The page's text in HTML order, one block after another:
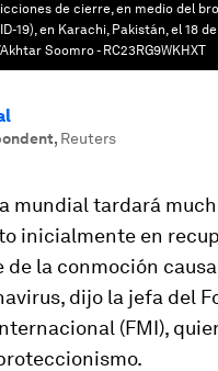
de cierre, en medio del
19), en Karachi, Pakistán, el 18
Akhtar Soomro - RC23RG9WKHXT
, Reuters
mundial tardará
inicialmente en
de la conmoción
dijo la jefa del
(FMI),